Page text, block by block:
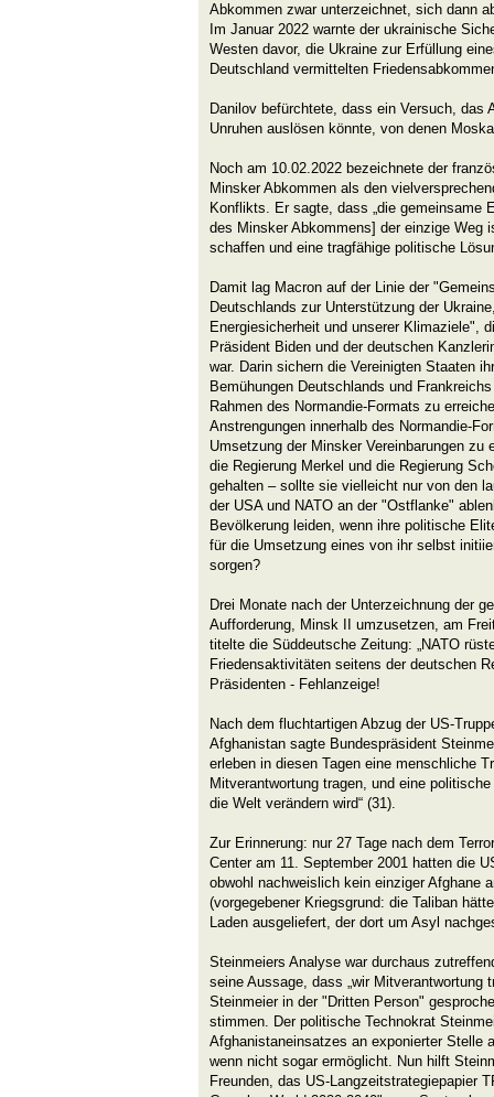
Abkommen zwar unterzeichnet, sich dann
Im Januar 2022 warnte der ukrainische
Westen davor, die Ukraine zur Erfüllung
Deutschland vermittelten
Danilov befürchtete, dass ein Versuch, das
Unruhen auslösen könnte, von denen
Noch am 10.02.2022 bezeichnete der
Minsker Abkommen als den
Konflikts. Er sagte, dass „die gemeinsame
des Minsker Abkommens] der einzige Weg
schaffen und eine tragfähige politische
Damit lag Macron auf der Linie der
Deutschlands zur Unterstützung der
Energiesicherheit und unserer Klimaziele",
Präsident Biden und der deutschen
war. Darin sichern die Vereinigten Staaten
Bemühungen Deutschlands und
Rahmen des Normandie-Formats zu
Anstrengungen innerhalb des Normandie-
Umsetzung der Minsker Vereinbarungen zu
die Regierung Merkel und die Regierung
gehalten – sollte sie vielleicht nur von den
der USA und NATO an der "Ostflanke"
Bevölkerung leiden, wenn ihre politische
für die Umsetzung eines von ihr selbst
sorgen?
Drei Monate nach der Unterzeichnung der
Aufforderung, Minsk II umzusetzen, am
titelte die Süddeutsche Zeitung: „NATO
Friedensaktivitäten seitens der deutschen
Präsidenten - Fehlanzeige!
Nach dem fluchtartigen Abzug der US-
Afghanistan sagte Bundespräsident
erleben in diesen Tagen eine menschliche
Mitverantwortung tragen, und eine
die Welt verändern wird“ (31).
Zur Erinnerung: nur 27 Tage nach dem
Center am 11. September 2001 hatten die
obwohl nachweislich kein einziger Afghane
(vorgegebener Kriegsgrund: die Taliban
Laden ausgeliefert, der dort um Asyl
Steinmeiers Analyse war durchaus
seine Aussage, dass „wir Mitverantwortung
Steinmeier in der "Dritten Person"
stimmen. Der politische Technokrat
Afghanistaneinsatzes an exponierter Stelle
wenn nicht sogar ermöglicht. Nun hilft
Freunden, das US-Langzeitstrategiepapier